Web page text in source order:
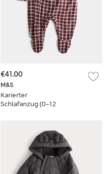
M&S
Karierter
Schlafanzug (0–12
€41.00